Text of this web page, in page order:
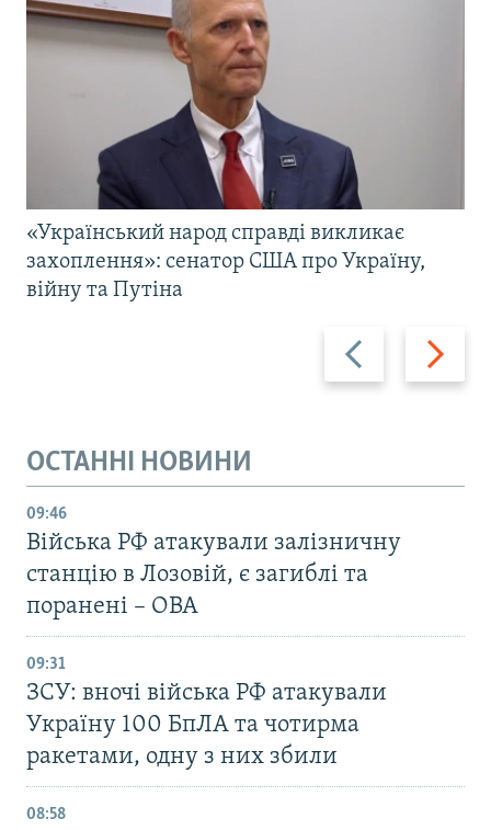
Назад Вперед
«Український народ справді викликає
захоплення»: сенатор США про Україну,
війну та Путіна
ОСТАННІ НОВИНИ
09:46
Війська РФ атакували залізничну
станцію в Лозовій, є загиблі та
поранені – ОВА
09:31
ЗСУ: вночі війська РФ атакували
Україну 100 БпЛА та чотирма
ракетами, одну з них збили
08:58